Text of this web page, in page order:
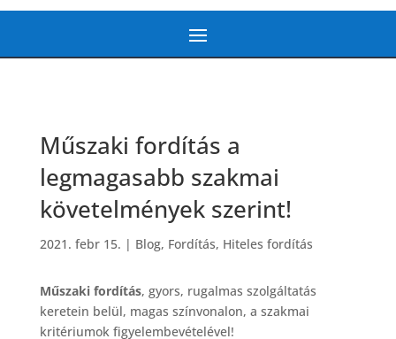
Műszaki fordítás a
legmagasabb szakmai
követelmények szerint!
2021. febr 15. | Blog, Fordítás, Hiteles fordítás
Műszaki fordítás, gyors, rugalmas szolgáltatás
keretein belül, magas színvonalon, a szakmai
kritériumok figyelembevételével!